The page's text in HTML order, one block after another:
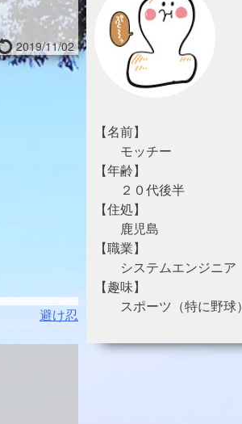
2019/11/02
避け忍
【名前】
モッチー
【年齢】
２０代後半
【住処】
鹿児島
【職業】
システムエンジニア
【趣味】
スポーツ（特に野球